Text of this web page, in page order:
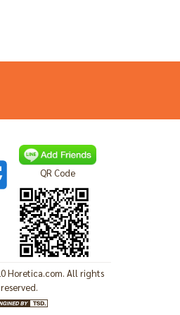
QR Code
Horetica.com. All rights
reserved.